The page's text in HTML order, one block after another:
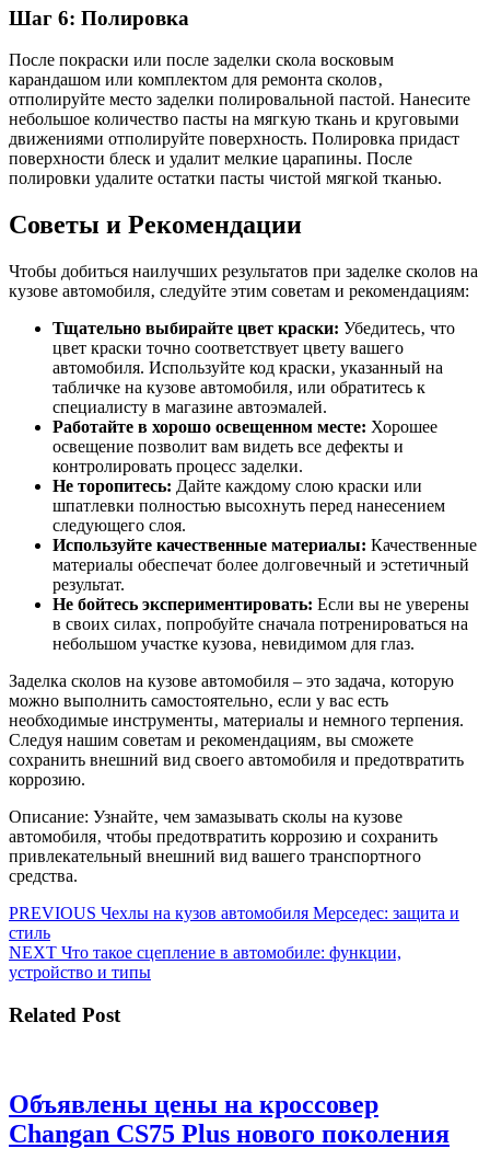
Шаг 6: Полировка
После покраски или после заделки скола восковым
карандашом или комплектом для ремонта сколов‚
отполируйте место заделки полировальной пастой. Нанесите
небольшое количество пасты на мягкую ткань и круговыми
движениями отполируйте поверхность. Полировка придаст
поверхности блеск и удалит мелкие царапины. После
полировки удалите остатки пасты чистой мягкой тканью.
Советы и Рекомендации
Чтобы добиться наилучших результатов при заделке сколов на
кузове автомобиля‚ следуйте этим советам и рекомендациям:
Тщательно выбирайте цвет краски: Убедитесь‚ что
цвет краски точно соответствует цвету вашего
автомобиля. Используйте код краски‚ указанный на
табличке на кузове автомобиля‚ или обратитесь к
специалисту в магазине автоэмалей.
Работайте в хорошо освещенном месте: Хорошее
освещение позволит вам видеть все дефекты и
контролировать процесс заделки.
Не торопитесь: Дайте каждому слою краски или
шпатлевки полностью высохнуть перед нанесением
следующего слоя.
Используйте качественные материалы: Качественные
материалы обеспечат более долговечный и эстетичный
результат.
Не бойтесь экспериментировать: Если вы не уверены
в своих силах‚ попробуйте сначала потренироваться на
небольшом участке кузова‚ невидимом для глаз.
Заделка сколов на кузове автомобиля – это задача‚ которую
можно выполнить самостоятельно‚ если у вас есть
необходимые инструменты‚ материалы и немного терпения.
Следуя нашим советам и рекомендациям‚ вы сможете
сохранить внешний вид своего автомобиля и предотвратить
коррозию.
Описание: Узнайте‚ чем замазывать сколы на кузове
автомобиля‚ чтобы предотвратить коррозию и сохранить
привлекательный внешний вид вашего транспортного
средства.
Навигация
по
записям
PREVIOUS Предыдущая
Чехлы на кузов автомобиля Мерседес: защита и
стиль
NEXT Следующая
запись:
Что такое сцепление в автомобиле: функции,
устройство и типы
Related Post
Объявлены цены на кроссовер
Changan CS75 Plus нового поколения